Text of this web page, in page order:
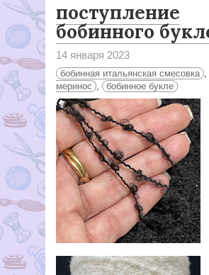
поступление
бобинного
14 января 2023
бобинная итальянская смесовка ,
меринос , бобинное букле